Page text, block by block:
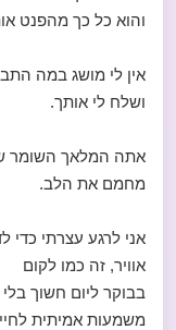
והוא כל כך מהפנט
אין לי מושג במה
ושלח לי אותך.
אתה המלאך השומר
מחמם את הלב.
אני לרגע עצרתי כדי
אוויר, זה כמו לקום
בבוקר ליום חשוך
משמעות אמיתית